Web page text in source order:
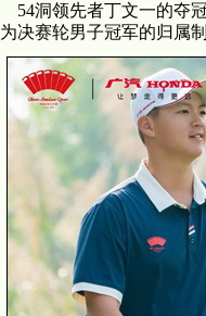
54洞领先者丁文一的夺
为决赛轮男子冠军的归属